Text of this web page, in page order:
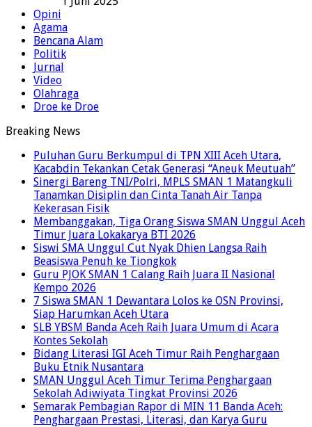
Opini
Agama
Bencana Alam
Politik
Jurnal
Video
Olahraga
Droe ke Droe
Breaking News
Puluhan Guru Berkumpul di TPN XIII Aceh Utara,
Kacabdin Tekankan Cetak Generasi “Aneuk Meutuah”
Sinergi Bareng TNI/Polri, MPLS SMAN 1 Matangkuli
Tanamkan Disiplin dan Cinta Tanah Air Tanpa
Kekerasan Fisik
Membanggakan, Tiga Orang Siswa SMAN Unggul Aceh
Timur Juara Lokakarya BTI 2026
Siswi SMA Unggul Cut Nyak Dhien Langsa Raih
Beasiswa Penuh ke Tiongkok
Guru PJOK SMAN 1 Calang Raih Juara II Nasional
Kempo 2026
7 Siswa SMAN 1 Dewantara Lolos ke OSN Provinsi,
Siap Harumkan Aceh Utara
SLB YBSM Banda Aceh Raih Juara Umum di Acara
Kontes Sekolah
Bidang Literasi IGI Aceh Timur Raih Penghargaan
Buku Etnik Nusantara
SMAN Unggul Aceh Timur Terima Penghargaan
Sekolah Adiwiyata Tingkat Provinsi 2026
Semarak Pembagian Rapor di MIN 11 Banda Aceh:
Penghargaan Prestasi, Literasi, dan Karya Guru